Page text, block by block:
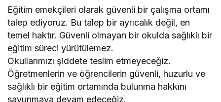
Eğitim emekçileri olarak güvenli bir çalışma ortamı
talep ediyoruz. Bu talep bir ayrıcalık değil, en
temel haktır. Güvenli olmayan bir okulda sağlıklı bir
eğitim süreci yürütülemez.
Okullarımızı şiddete teslim etmeyeceğiz.
Öğretmenlerin ve öğrencilerin güvenli, huzurlu ve
sağlıklı bir eğitim ortamında bulunma hakkını
savunmaya devam edeceğiz.